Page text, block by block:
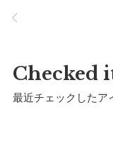
Checked
最近チェックしたア